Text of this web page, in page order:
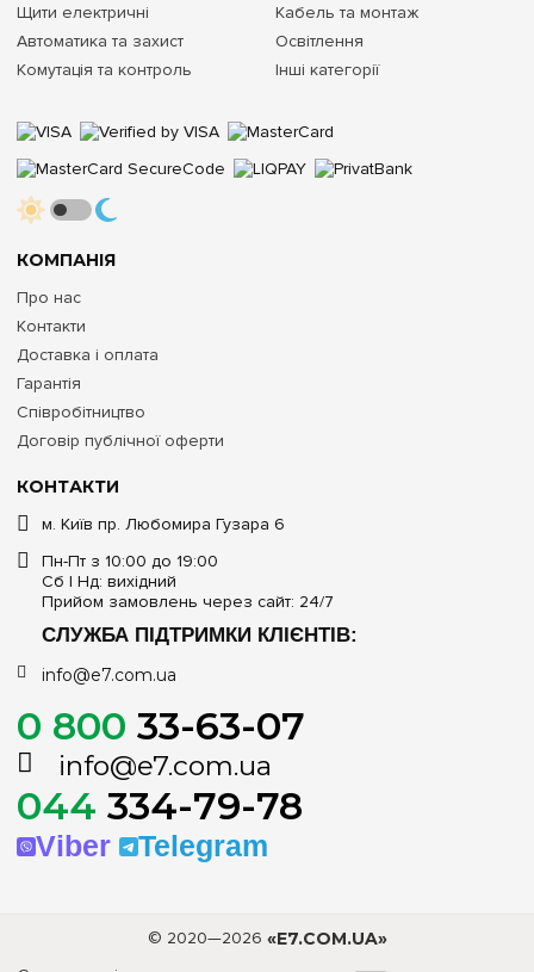
КОНТАКТИ
м. Київ пр. Любомира Гузара 6
Пн-Пт з 10:00 до 19:00
Сб | Нд: вихідний
Прийом замовлень через сайт: 24/7
СЛУЖБА ПІДТРИМКИ КЛІЄНТІВ:
info@e7.com.ua
0 800 33-63-07
info@e7.com.ua
044 334-79-78
Viber Telegram
КОМПАНІЯ
Про нас
Контакти
Доставка і оплата
Гарантія
Співробітництво
Договір публічної оферти
Щити електричні
Автоматика та захист
Комутація та контроль
Кабель та монтаж
Освітлення
Інші категорії
© 2020—2026 «E7.COM.UA»